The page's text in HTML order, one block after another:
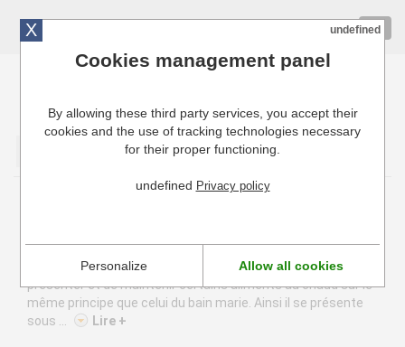
Cuisinresto: Ustensiles de cuisine pour professionnels
Le chafing dish est à la fois un ustensile pour réchauffer
mais aussi pour présenter vos plats préparés. Il permet de
présenter et de maintenir certains aliments au chaud sur le
même principe que celui du bain marie. Ainsi il se présente
sous ...
Lire +
X undefined
Cookies management panel
By allowing these third party services, you accept their
cookies and the use of tracking technologies necessary
for their proper functioning.
undefined Privacy policy
Personalize Allow all cookies